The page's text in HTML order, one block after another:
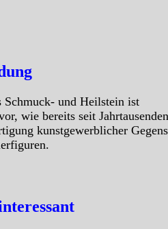
Schmuck- und Heilstein ist
wie bereits seit
kunstgewerblicher